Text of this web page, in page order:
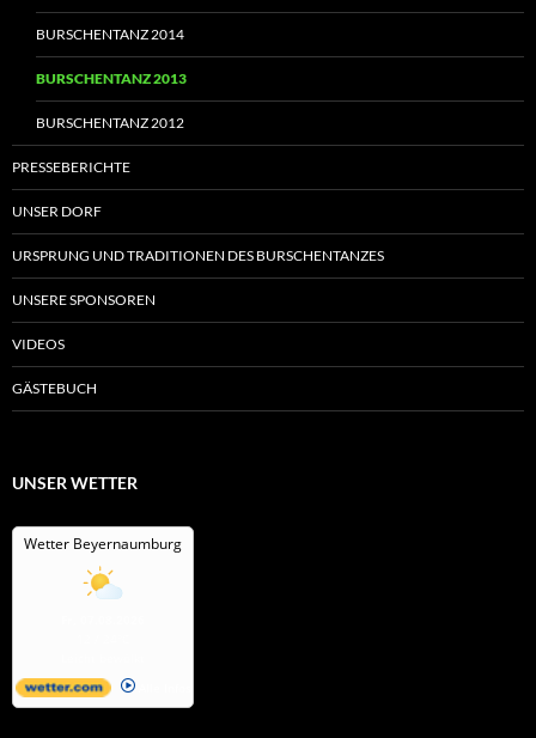
BURSCHENTANZ 2014
BURSCHENTANZ 2013
BURSCHENTANZ 2012
PRESSEBERICHTE
UNSER DORF
URSPRUNG UND TRADITIONEN DES BURSCHENTANZES
UNSERE SPONSOREN
VIDEOS
GÄSTEBUCH
UNSER WETTER
Wetter Beyernaumburg
Alle Infos